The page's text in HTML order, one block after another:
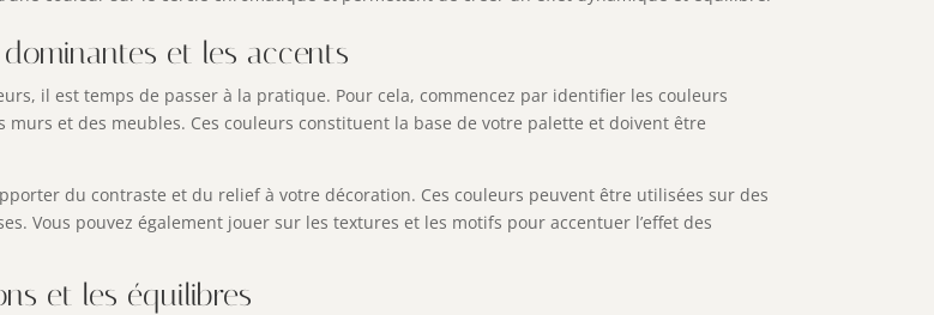
et les accents
il est temps de passer à la pratique. Pour cela, commencez par identifier les couleurs
et des meubles. Ces couleurs constituent la base de votre palette et doivent être
du contraste et du relief à votre décoration. Ces couleurs peuvent être utilisées sur des
Vous pouvez également jouer sur les textures et les motifs pour accentuer l’effet des
et les équilibres